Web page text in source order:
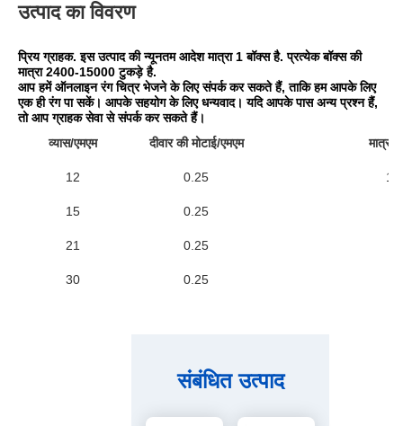
उत्पाद का विवरण
प्रिय ग्राहक. इस उत्पाद की न्यूनतम आदेश मात्रा 1 बॉक्स है. प्रत्येक बॉक्स की
मात्रा 2400-15000 टुकड़े है.
आप हमें ऑनलाइन रंग चित्र भेजने के लिए संपर्क कर सकते हैं, ताकि हम आपके लिए
एक ही रंग पा सकें। आपके सहयोग के लिए धन्यवाद। यदि आपके पास अन्य प्रश्न हैं,
तो आप ग्राहक सेवा से संपर्क कर सकते हैं।
व्यास/एमएम
दीवार की मोटाई/एमएम
12 0.25
15 0.25
21 0.25
30 0.25
संबंधित उत्पाद